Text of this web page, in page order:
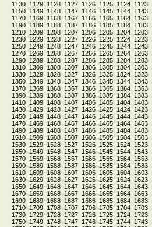
1123
1124
1125
1126
1127
1128
1129
1130
1143
1144
1145
1146
1147
1148
1149
1150
1163
1164
1165
1166
1167
1168
1169
1170
1183
1184
1185
1186
1187
1188
1189
1190
1203
1204
1205
1206
1207
1208
1209
1210
1223
1224
1225
1226
1227
1228
1229
1230
1243
1244
1245
1246
1247
1248
1249
1250
1263
1264
1265
1266
1267
1268
1269
1270
1283
1284
1285
1286
1287
1288
1289
1290
1303
1304
1305
1306
1307
1308
1309
1310
1323
1324
1325
1326
1327
1328
1329
1330
1343
1344
1345
1346
1347
1348
1349
1350
1363
1364
1365
1366
1367
1368
1369
1370
1383
1384
1385
1386
1387
1388
1389
1390
1403
1404
1405
1406
1407
1408
1409
1410
1423
1424
1425
1426
1427
1428
1429
1430
1443
1444
1445
1446
1447
1448
1449
1450
1463
1464
1465
1466
1467
1468
1469
1470
1483
1484
1485
1486
1487
1488
1489
1490
1503
1504
1505
1506
1507
1508
1509
1510
1523
1524
1525
1526
1527
1528
1529
1530
1543
1544
1545
1546
1547
1548
1549
1550
1563
1564
1565
1566
1567
1568
1569
1570
1583
1584
1585
1586
1587
1588
1589
1590
1603
1604
1605
1606
1607
1608
1609
1610
1623
1624
1625
1626
1627
1628
1629
1630
1643
1644
1645
1646
1647
1648
1649
1650
1663
1664
1665
1666
1667
1668
1669
1670
1683
1684
1685
1686
1687
1688
1689
1690
1703
1704
1705
1706
1707
1708
1709
1710
1723
1724
1725
1726
1727
1728
1729
1730
1743
1744
1745
1746
1747
1748
1749
1750